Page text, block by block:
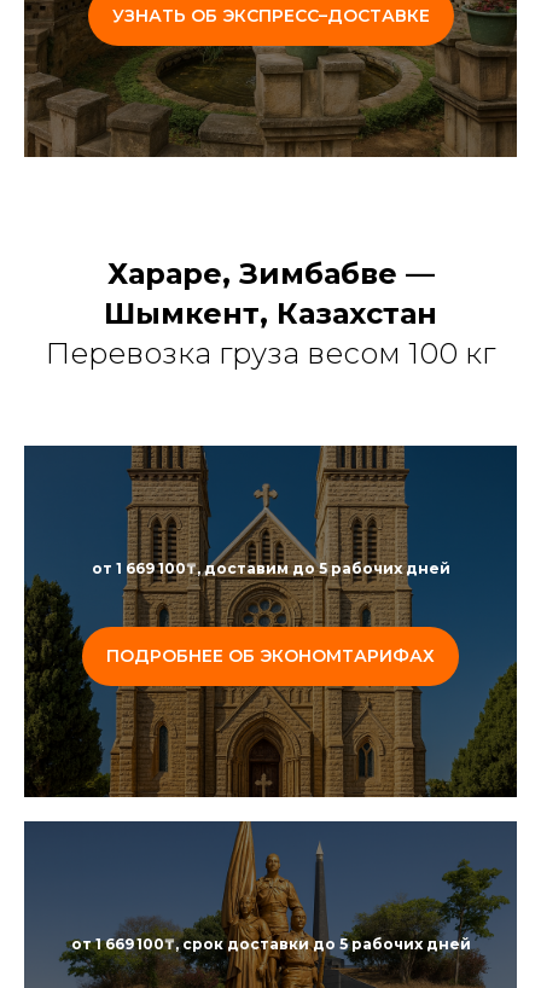
УЗНАТЬ ОБ ЭКСПРЕСС–ДОСТАВКЕ
Хараре, Зимбабве —
Шымкент, Казахстан
Перевозка груза весом 100 кг
от 1 669 100₸, доставим до 5 рабочих дней
ПОДРОБНЕЕ ОБ ЭКОНОМТАРИФАХ
от 1 669 100₸, срок доставки до 5 рабочих дней